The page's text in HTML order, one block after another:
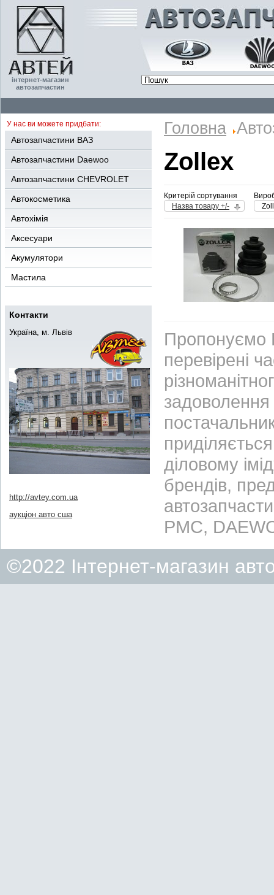
інтернет-магазин
автозапчастин
У нас ви можете придбати:
Автозапчастини ВАЗ
Автозапчастини Daewoo
Автозапчастини CHEVROLET
Автокосметика
Автохімія
Аксесуари
Акумулятори
Мастила
Контакти
Україна, м. Львів
http://avtey.com.ua
аукціон авто сша
Головна
Zollex
Критерій сортування
Назва товару +/-
Пропонуємо
перевірені
діловому
брендів,
PMC,
©2022 Інтернет-магазин